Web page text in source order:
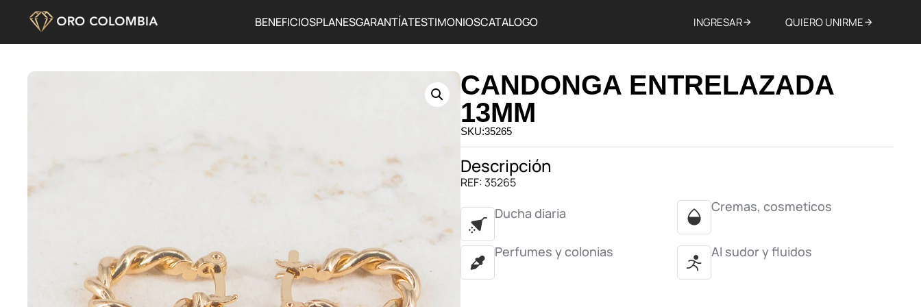
BENEFICIOSPLANESGARANTÍATESTIMONIOSCATALOGO INGRESAR QUIERO UNIRME
CANDONGA ENTRELAZADA
13MM
SKU:35265
Descripción
REF: 35265
Ducha diaria Cremas, cosmeticos
Perfumes y colonias Al sudor y fluidos